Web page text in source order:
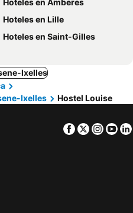
Hoteles en Amberes
Hoteles en Lille
Hoteles en Saint-Gilles
Ixelles
Ixelles Hostel Louise
Facebook
Twitter